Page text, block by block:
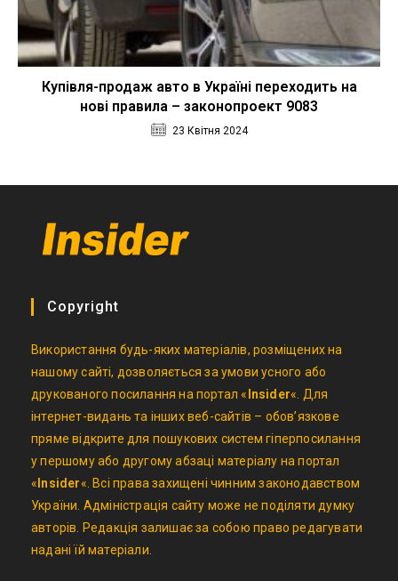
Купівля-продаж авто в Україні переходить на
нові правила – законопроект 9083
23 Квітня 2024
Copyright
Використання будь-яких матеріалів, розміщених на
нашому сайті, дозволяється за умови усного або
друкованого посилання на портал « Insider«. Для
інтернет-видань та інших веб-сайтів – обов’язкове
пряме відкрите для пошукових систем гіперпосилання
у першому або другому абзаці матеріалу на портал
« Insider«. Всі права захищені чинним законодавством
України. Адміністрація сайту може не поділяти думку
авторів. Редакція залишає за собою право редагувати
надані їй матеріали.